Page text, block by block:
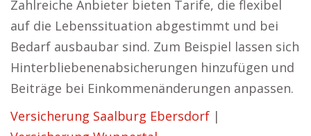
Zahlreiche Anbieter bieten Tarife, die flexibel
auf die Lebenssituation abgestimmt und bei
Bedarf ausbaubar sind. Zum Beispiel lassen sich
Hinterbliebenenabsicherungen hinzufügen und
Beiträge bei Einkommenänderungen anpassen.
Versicherung Saalburg Ebersdorf |